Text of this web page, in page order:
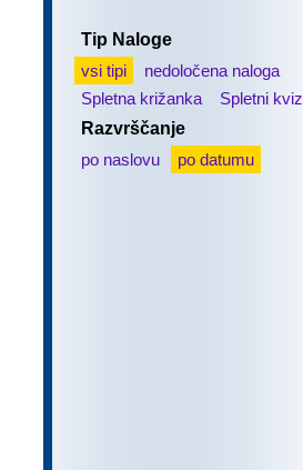
Tip Naloge
vsi tipi
nedoločena naloga
Spletna križanka
Spletni kviz
Razvrščanje
po naslovu
po datumu